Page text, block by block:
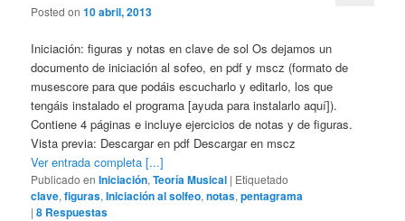
Posted on10 abril, 2013
Iniciación: figuras y notas en clave de sol Os dejamos un
documento de iniciación al sofeo, en pdf y mscz (formato de
musescore para que podáis escucharlo y editarlo, los que
tengáis instalado el programa [ayuda para instalarlo aquí]).
Contiene 4 páginas e incluye ejercicios de notas y de figuras.
Vista previa: Descargar en pdf Descargar en mscz
Ver entrada completa [...]
Publicado en Iniciación,Teoría Musical | Etiquetado
clave,figuras,Iniciación al solfeo,notas,pentagrama
|8 Respuestas